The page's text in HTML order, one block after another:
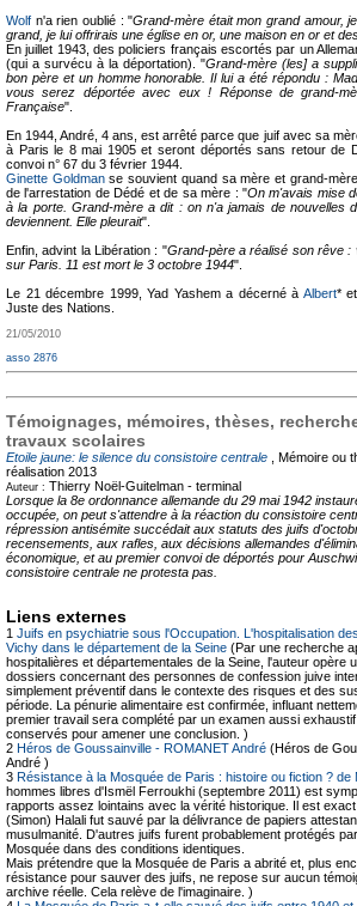
Wolf n'a rien oublié : "Grand-mère était mon grand amour,
grand, je lui offrirais une église en or, une maison en or et
En juillet 1943, des policiers français escortés par un
(qui a survécu à la déportation). "Grand-mère (les] a
bon père et un homme honorable. Il lui a été répondu :
vous serez déportée avec eux ! Réponse de grand-
Française".
En 1944, André, 4 ans, est arrêté parce que juif avec sa
à Paris le 8 mai 1905 et seront déportés sans retour de
convoi n° 67 du 3 février 1944.
Ginette Goldmanse souvient quand sa mère et grand-
de l'arrestation de Dédé et de sa mère : "On m'avais mise
à la porte. Grand-mère a dit : on n'a jamais de nouvelles
deviennent. Elle pleurait".
Enfin, advint la Libération : "Grand-père a réalisé son rêve :
sur Paris. 11 est mort le 3 octobre 1944".
Le 21 décembre 1999, Yad Yashem a décerné à Albert* et
Juste des Nations.
21/05/2010
asso 2876
Témoignages, mémoires, thèses,
travaux scolaires
Etoile jaune: le silence du consistoire centrale , Mémoire ou
réalisation 2013
Auteur : Thierry Noël-Guitelman - terminal
Lorsque la 8e ordonnance allemande du 29 mai 1942
occupée, on peut s'attendre à la réaction du consistoire
répression antisémite succédait aux statuts des juifs
recensements, aux rafles, aux décisions allemandes
économique, et au premier convoi de déportés pour
consistoire centrale ne protesta pas.
Liens externes
1 Juifs en psychiatrie sous l'Occupation. L'hospitalisation
Vichy dans le département de la Seine (Par une recherche
hospitalières et départementales de la Seine, l'auteur opère
dossiers concernant des personnes de confession juive
simplement préventif dans le contexte des risques et des
période. La pénurie alimentaire est confirmée, influant
premier travail sera complété par un examen aussi
conservés pour amener une conclusion. )
2 Héros de Goussainville - ROMANET André (Héros de
André )
3 Résistance à la Mosquée de Paris : histoire ou fiction ? de
hommes libres d'Ismël Ferroukhi (septembre 2011) est
rapports assez lointains avec la vérité historique. Il est
(Simon) Halali fut sauvé par la délivrance de papiers
musulmanité. D'autres juifs furent probablement protégés
Mosquée dans des conditions identiques.
Mais prétendre que la Mosquée de Paris a abrité et, plus
résistance pour sauver des juifs, ne repose sur aucun
archive réelle. Cela relève de l'imaginaire. )